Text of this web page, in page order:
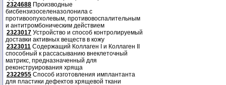
2324688 Производные
бисбензизоселеназолонила с
противоопухолевым, противовоспалительным
и антитромбоническим действием
2323017 Устройство и способ контролируемый
доставки активных веществ в кожу
2323011 Содержащий Коллаген I и Коллаген II
способный к рассасыванию внеклеточный
матрикс, предназначенный для
реконструирования хряща
2322955 Способ изготовления имплантанта
для пластики дефектов хрящевой ткани